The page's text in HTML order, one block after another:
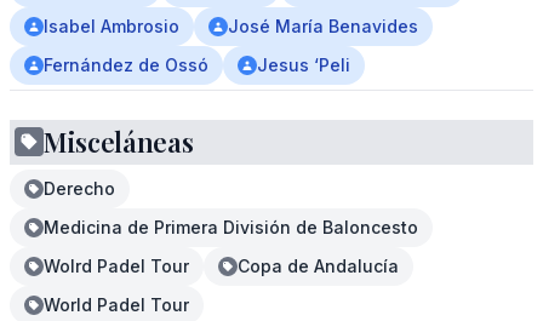
Isabel Ambrosio
José María Benavides
Fernández de Ossó
Jesus ‘Peli
Misceláneas
Derecho
Medicina de Primera División de Baloncesto
Wolrd Padel Tour
Copa de Andalucía
World Padel Tour